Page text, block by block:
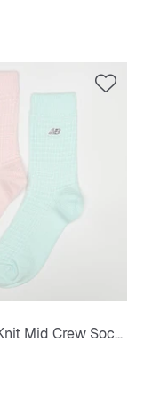
2 PACK - Waffle Knit Mid Crew Socks